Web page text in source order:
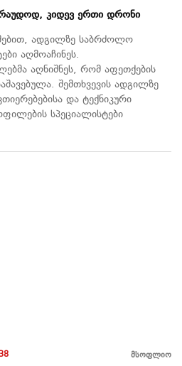
კიდევ ერთი დრონი
ადგილზე საბრძოლო
აღმოაჩინეს.
აღნიშნეს, რომ აფეთქების
შემთხვევის ადგილზე
და ტექნიკური
სპეციალისტები
მსოფლიო